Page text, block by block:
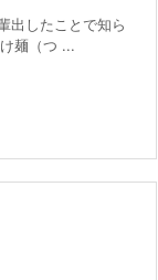
出したことで知ら
麺（つ ...